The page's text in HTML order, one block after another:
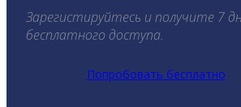
Зарегистируйтесь и получите 7
бесплатного доступа.
Попробовать бесплатно